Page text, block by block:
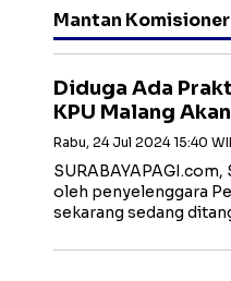
Mantan
Diduga Ada
KPU Malang
Rabu, 24 Jul 2024 15:40
oleh penyelenggara
sekarang sedang